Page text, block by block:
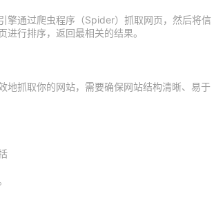
擎通过爬虫程序（Spider）抓取网页，然后将信
行排序，返回最相关的结果。
地抓取你的网站，需要确保网站结构清晰、易于